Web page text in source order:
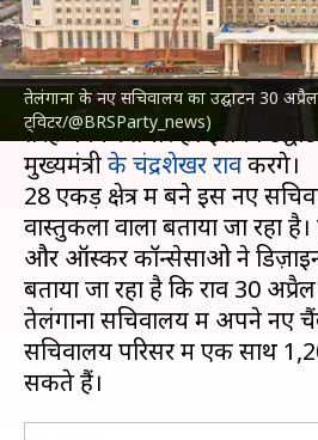
तेलंगाना के नए सचिवालय का उद्घाटन 30 अप्रैल
ट्विटर/@BRSParty_news)
क्या है खबर?
तेलंगानामें डॉ भीमराव अंबेडकर
तरह बनकर तैयार है। इसका
मुख्यमंत्रीके चंद्रशेखर रावकरेंगे।
28 एकड़ क्षेत्र में बने इस नए
वास्तुकला वाला बताया जा रहा
और ऑस्कर कॉन्सेसाओ ने
बताया जा रहा है कि राव 30
तेलंगाना सचिवालय में अपने नए
सचिवालय परिसर में एक साथ